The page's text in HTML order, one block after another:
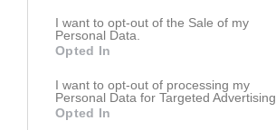
I want to opt-out of the Sale of my
Personal Data.
Opted In
I want to opt-out of processing my
Personal Data for Targeted Advertising.
Opted In
Habo IF 5 (borta)